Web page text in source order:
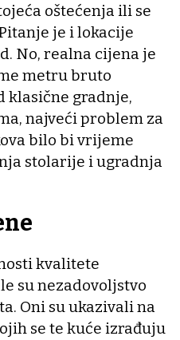
oštećenja ili se
je i lokacije
No, realna cijena je
metru bruto
klasične gradnje,
najveći problem za
bilo bi vrijeme
stolarije i ugradnja
kvalitete
su nezadovoljstvo
Oni su ukazivali na
se te kuće izrađuju